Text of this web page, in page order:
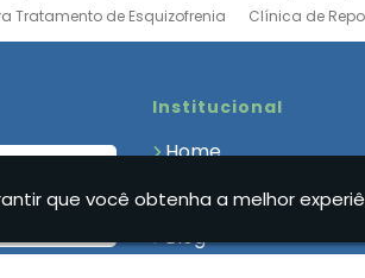
Tratamento de Esquizofrenia
Clínica de
e Alcoolismo
Clínica de Tratamento
Clínica de Reabilitação de Luxo
Drogados
Clínica de Recuperação que
Clinica Dependencia Quimica
Feminina
Clinica para Dependentes
Institucional
Home
Clínicas
Blog
que você obtenha a melhor